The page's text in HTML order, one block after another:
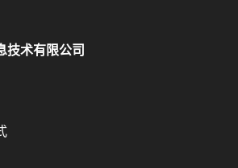
技术有限公司